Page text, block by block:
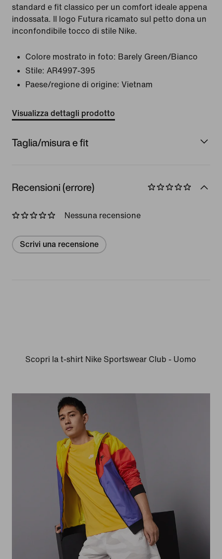
standard e fit classico per un comfort ideale appena
indossata. Il logo Futura ricamato sul petto dona un
inconfondibile tocco di stile Nike.
Colore mostrato in foto: Barely Green/Bianco
Stile: AR4997-395
Paese/regione di origine: Vietnam
Visualizza dettagli prodotto
Taglia/misura e fit
Recensioni (errore)
Nessuna recensione
Scrivi una recensione
Scopri la t-shirt Nike Sportswear Club - Uomo